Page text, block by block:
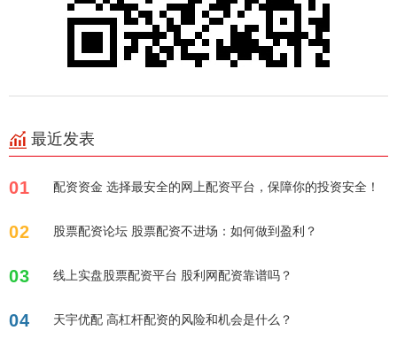
最近发表
01 配资资金 选择最安全的网上配资平台，保障你的投资安全！
02 股票配资论坛 股票配资不进场：如何做到盈利？
03 线上实盘股票配资平台 股利网配资靠谱吗？
04 天宇优配 高杠杆配资的风险和机会是什么？